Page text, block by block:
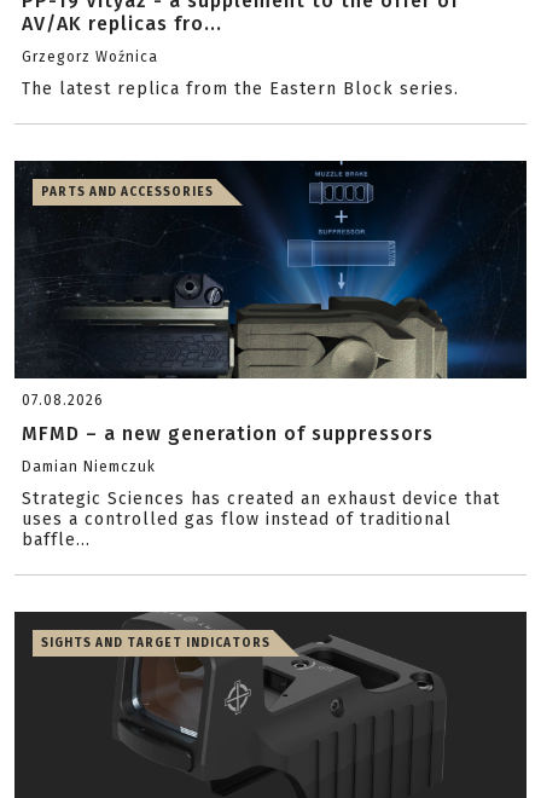
AV/AK replicas fro...
Grzegorz Woźnica
The latest replica from the Eastern Block series.
PARTS AND ACCESSORIES
07.08.2026
MFMD – a new generation of suppressors
Damian Niemczuk
Strategic Sciences has created an exhaust device that
uses a controlled gas flow instead of traditional
baffle...
SIGHTS AND TARGET INDICATORS